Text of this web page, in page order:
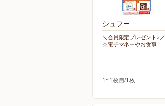
シュフー
＼会員限定プレゼント♪／
☆電子マネーやお食事…
1~1枚目/1枚